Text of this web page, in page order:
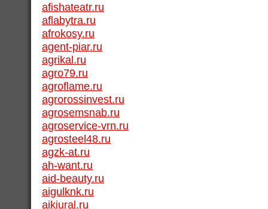
afishateatr.ru
aflabytra.ru
afrokosy.ru
agent-piar.ru
agrikal.ru
agro79.ru
agroflame.ru
agrorossinvest.ru
agrosemsnab.ru
agroservice-vrn.ru
agrosteel48.ru
agzk-at.ru
ah-want.ru
aid-beauty.ru
aigulknk.ru
aikiural.ru